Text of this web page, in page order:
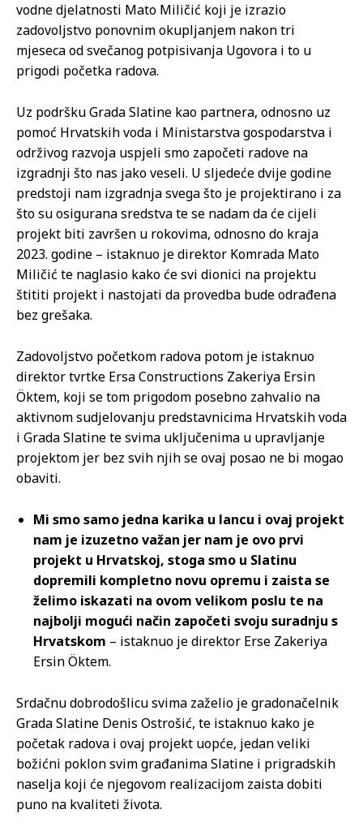
vodne djelatnosti Mato Miličić koji je izrazio
zadovoljstvo ponovnim okupljanjem nakon tri
mjeseca od svečanog potpisivanja Ugovora i to u
prigodi početka radova.
Uz podršku Grada Slatine kao partnera, odnosno uz
pomoć Hrvatskih voda i Ministarstva gospodarstva i
održivog razvoja uspjeli smo započeti radove na
izgradnji što nas jako veseli. U sljedeće dvije godine
predstoji nam izgradnja svega što je projektirano i za
što su osigurana sredstva te se nadam da će cijeli
projekt biti završen u rokovima, odnosno do kraja
2023. godine – istaknuo je direktor Komrada Mato
Miličić te naglasio kako će svi dionici na projektu
štititi projekt i nastojati da provedba bude odrađena
bez grešaka.
Zadovoljstvo početkom radova potom je istaknuo
direktor tvrtke Ersa Constructions Zakeriya Ersin
Öktem, koji se tom prigodom posebno zahvalio na
aktivnom sudjelovanju predstavnicima Hrvatskih voda
i Grada Slatine te svima uključenima u upravljanje
projektom jer bez svih njih se ovaj posao ne bi mogao
obaviti.
Mi smo samo jedna karika u lancu i ovaj projekt
nam je izuzetno važan jer nam je ovo prvi
projekt u Hrvatskoj, stoga smo u Slatinu
dopremili kompletno novu opremu i zaista se
želimo iskazati na ovom velikom poslu te na
najbolji mogući način započeti svoju suradnju s
Hrvatskom – istaknuo je direktor Erse Zakeriya
Ersin Öktem.
Srdačnu dobrodošlicu svima zaželio je gradonačelnik
Grada Slatine Denis Ostrošić, te istaknuo kako je
početak radova i ovaj projekt uopće, jedan veliki
božićni poklon svim građanima Slatine i prigradskih
naselja koji će njegovom realizacijom zaista dobiti
puno na kvaliteti života.